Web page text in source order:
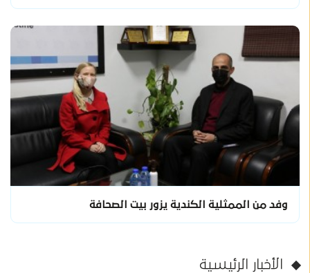
وفد من الممثلية الكندية يزور بيت الصحافة
الأخبار الرئيسية